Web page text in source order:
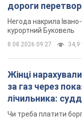
дороги
Відео
Негода накрила
курортний Буковель
8.08.2026 09:27 34,9
Жінці
за газ через
лічильника:
неочікуване
Чи треба платити